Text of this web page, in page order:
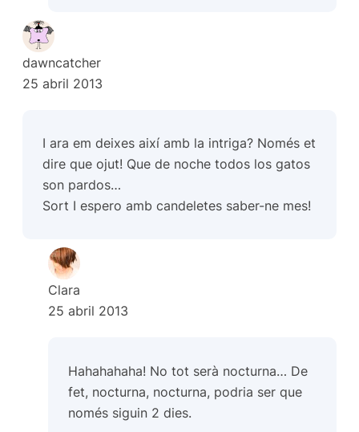
dawncatcher
25 abril 2013
I ara em deixes així amb la intriga? Només et
dire que ojut! Que de noche todos los gatos
son pardos…
Sort I espero amb candeletes saber-ne mes!
Clara
25 abril 2013
Hahahahaha! No tot serà nocturna… De
fet, nocturna, nocturna, podria ser que
només siguin 2 dies.